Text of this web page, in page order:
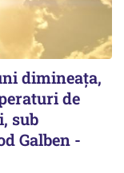
dimineaţa,
de
sub
Galben -